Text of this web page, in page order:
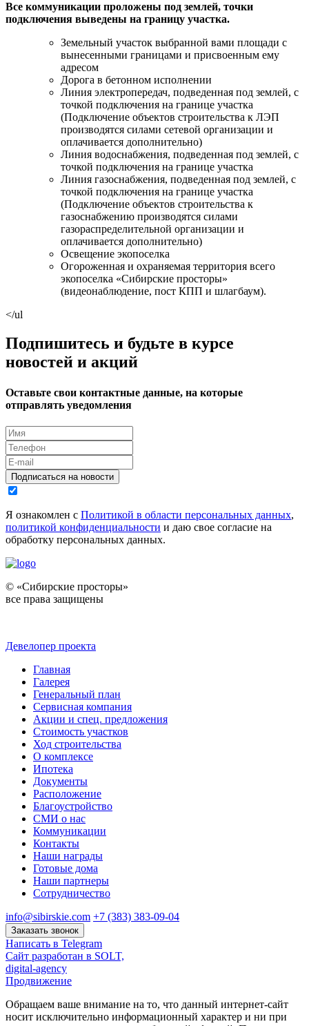
Все коммуникации проложены под землей, точки
подключения выведены на границу участка.
Земельный участок выбранной вами площади с
вынесенными границами и присвоенным ему
адресом
Дорога в бетонном исполнении
Линия электропередач, подведенная под землей, с
точкой подключения на границе участка
(Подключение объектов строительства к ЛЭП
производятся силами сетевой организации и
оплачивается дополнительно)
Линия водоснабжения, подведенная под землей, с
точкой подключения на границе участка
Линия газоснабжения, подведенная под землей, с
точкой подключения на границе участка
(Подключение объектов строительства к
газоснабжению производятся силами
газораспределительной организации и
оплачивается дополнительно)
Освещение экопоселка
Огороженная и охраняемая территория всего
экопоселка «Сибирские просторы»
(видеонаблюдение, пост КПП и шлагбаум).
</ul
Подпишитесь и будьте в курсе
новостей и акций
Оставьте свои контактные данные, на которые
отправлять уведомления
Подписаться на новости
Я ознакомлен с Политикой в области персональных данных,
политикой конфиденциальности и даю свое согласие на
обработку персональных данных.
© «Сибирские просторы»
все права защищены
Девелопер проекта
Главная
Галерея
Генеральный план
Сервисная компания
Акции и спец. предложения
Стоимость участков
Ход строительства
О комплексе
Ипотека
Документы
Расположение
Благоустройство
СМИ о нас
Коммуникации
Контакты
Наши награды
Готовые дома
Наши партнеры
Сотрудничество
info@sibirskie.com +7 (383) 383-09-04
Заказать звонок
Написать в Telegram
Сайт разработан в SOLT,
digital-agency
Продвижение
Обращаем ваше внимание на то, что данный интернет-сайт
носит исключительно информационный характер и ни при